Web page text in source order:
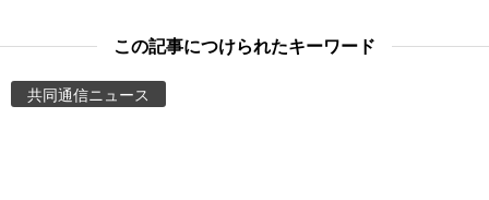
People
この記事につけられたキーワード
共同通信ニュース